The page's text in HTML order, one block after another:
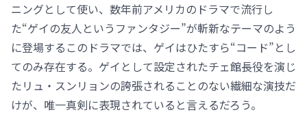
ニングとして使い、数年前アメリカのドラマで流行し
た“ゲイの友人というファンタジー”が斬新なテーマのよう
に登場するこのドラマでは、ゲイはひたすら“コード”とし
てのみ存在する。ゲイとして設定されたチェ館長役を演じ
たリュ・スンリョンの誇張されることのない繊細な演技だ
けが、唯一真剣に表現されていると言えるだろう。